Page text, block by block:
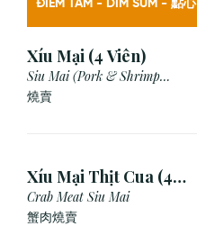
ĐIỂM TÂM - DIM SUM - 點心
Xíu Mại (4 Viên)
Siu Mai (Pork & Shrimp
Dumpling)
燒賣
Xíu Mại Thịt Cua (4
Viên)
Crab Meat Siu Mai
蟹肉燒賣